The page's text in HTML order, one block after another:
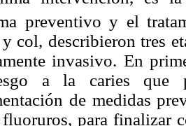
preventivo y el
col, describieron tres
invasivo. En
a la caries que
de medidas
para finalizar